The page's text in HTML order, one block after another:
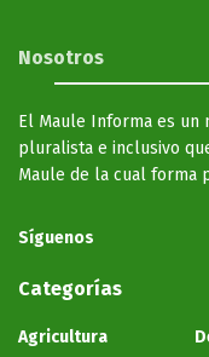
Nosotros
El Maule Informa es un
pluralista e inclusivo
Maule de la cual forma
Síguenos
Categorías
Agricultura